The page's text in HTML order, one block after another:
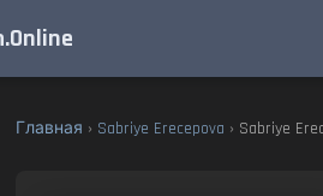
Главная › Sabriye Erecepova › Sabriye